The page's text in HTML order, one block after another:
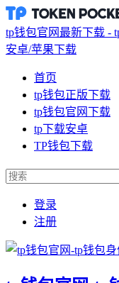
tp钱包官网最新下载 -
安卓/苹果下载
首页
tp钱包正版下载
tp钱包官网下载
tp下载安卓
TP钱包下载
登录
注册